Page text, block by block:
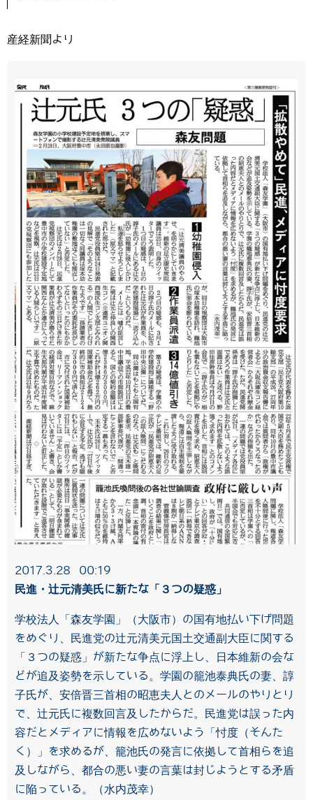
産経新聞より
2017.3.28 00:19
民進・辻元清美氏に新たな「３つの疑惑」
学校法人「森友学園」（大阪市）の国有地払い下げ問題
をめぐり、民進党の辻元清美元国土交通副大臣に関する
「３つの疑惑」が新たな争点に浮上し、日本維新の会な
どが追及姿勢を示している。学園の籠池泰典氏の妻、諄
子氏が、安倍晋三首相の昭恵夫人とのメールのやりとり
で、辻元氏に複数回言及したからだ。民進党は誤った内
容だとメディアに情報を広めないよう「忖度（そんた
く）」を求めるが、籠池氏の発言に依拠して首相らを追
及しながら、都合の悪い妻の言葉は封じようとする矛盾
に陥っている。（水内茂幸）